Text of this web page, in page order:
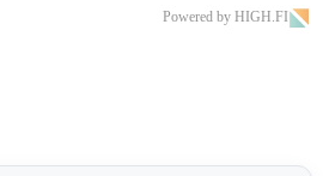
Powered by HIGH.FI